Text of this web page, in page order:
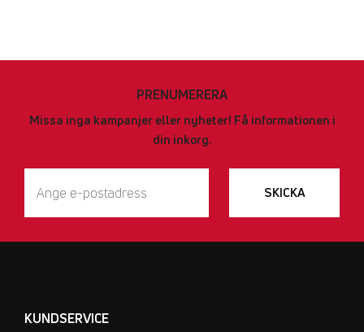
PRENUMERERA
Missa inga kampanjer eller nyheter! Få informationen i
din inkorg.
SKICKA
KUNDSERVICE